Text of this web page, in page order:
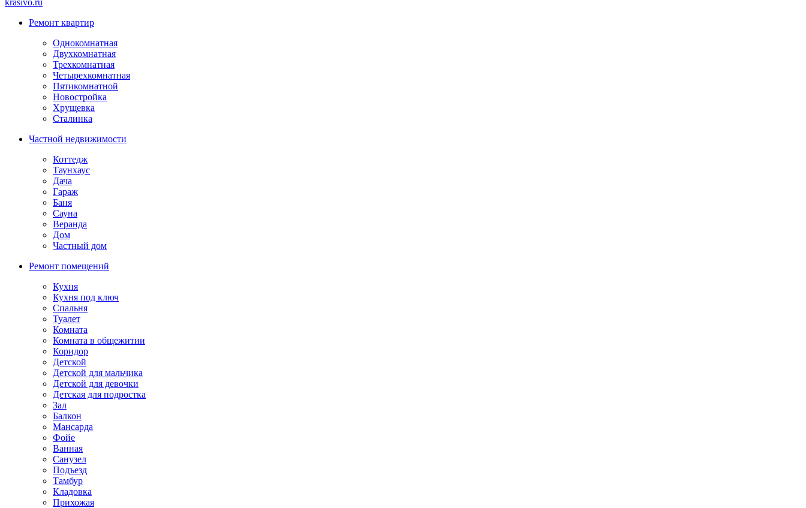
Ремонт квартир
Однокомнатная
Двухкомнатная
Трехкомнатная
Четырехкомнатная
Пятикомнатной
Новостройка
Хрущевка
Сталинка
Частной недвижимости
Коттедж
Таунхаус
Дача
Гараж
Баня
Сауна
Веранда
Дом
Частный дом
Ремонт помещений
Кухня
Кухня под ключ
Спальня
Туалет
Комната
Комната в общежитии
Коридор
Детской
Детской для мальчика
Детской для девочки
Детская для подростка
Зал
Балкон
Мансарда
Фойе
Ванная
Санузел
Подъезд
Тамбур
Кладовка
Прихожая